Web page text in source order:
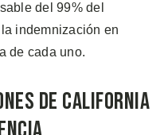
del 99% del
indemnización en
de cada uno.
de California